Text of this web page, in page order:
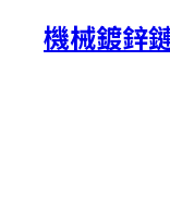
機械鍍鋅